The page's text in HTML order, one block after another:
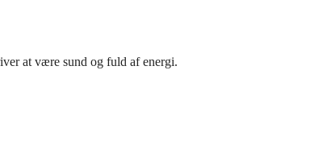
at være sund og fuld af energi.